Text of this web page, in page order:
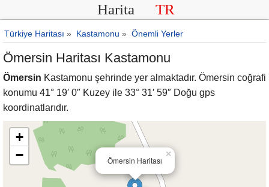
Harita TR
Türkiye Haritası » Kastamonu » Önemli Yerler
Ömersin Haritası Kastamonu
Ömersin Kastamonu şehrinde yer almaktadır. Ömersin coğrafi
konumu 41° 19′ 0″ Kuzey ile 33° 31′ 59″ Doğu gps
koordinatlarıdır.
Ömersin Haritası
×
+
−